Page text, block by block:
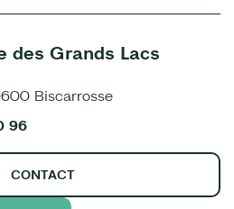
des Grands Lacs
Biscarrosse
96
CONTACT